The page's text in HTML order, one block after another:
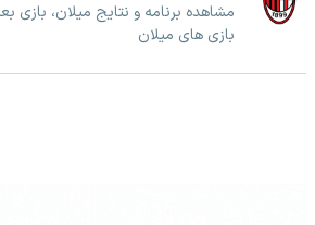
مشاهده برنامه و نتایج میلان، بازی
بازی های میلان